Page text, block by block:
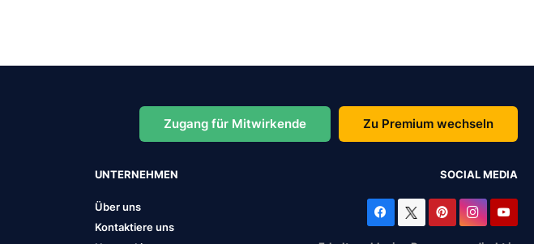
Zugang für Mitwirkende Zu Premium wechseln
UNTERNEHMEN
Über uns
Kontaktiere uns
SOCIAL MEDIA